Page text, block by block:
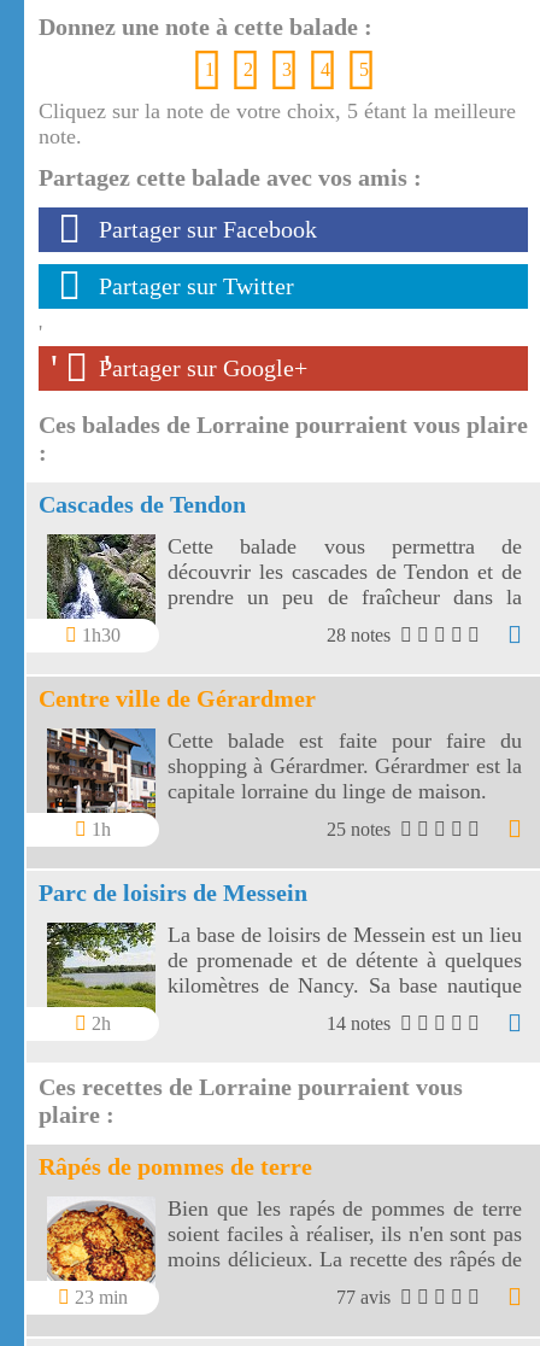
Donnez une note à cette balade :
1 2 3 4 5
Cliquez sur la note de votre choix, 5 étant la meilleure
note.
Partagez cette balade avec vos amis :
Partager sur Facebook
Partager sur Twitter
'
' '
Partager sur Google+
Ces balades de Lorraine pourraient vous plaire
:
Cascades de Tendon
1h30
Cette balade vous permettra de
découvrir les cascades de Tendon et de
prendre un peu de fraîcheur dans la
forêt vosgienne entre la petite et la
grande cascade de Tendon.
28 notes
Centre ville de Gérardmer
1h
Cette balade est faite pour faire du
shopping à Gérardmer. Gérardmer est la
capitale lorraine du linge de maison.
25 notes
Parc de loisirs de Messein
2h
La base de loisirs de Messein est un lieu
de promenade et de détente à quelques
kilomètres de Nancy. Sa base nautique
utilise un plan d'eau de 14 hectares.
14 notes
Ces recettes de Lorraine pourraient vous
plaire :
Râpés de pommes de terre
23 min
Bien que les rapés de pommes de terre
soient faciles à réaliser, ils n'en sont pas
moins délicieux. La recette des râpés de
pommes de terre a pour base des
produits de la région Lorraine, plus
précisément des Vosges.
77 avis